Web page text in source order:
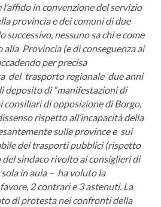
in convenzione del servizio
provincia e dei comuni di due
successivo, nessuno sa chi e come
Provincia (e di conseguenza ai
per precisa
del trasporto regionale due anni
deposito di “manifestazioni di
di opposizione di Borgo,
rispetto all’incapacità della
sulle province e sui
dei trasporti pubblici (rispetto
sindaco rivolto ai consiglieri di
in aula – ha voluto la
2 contrari e 3 astenuti. La
di protesta nei confronti della